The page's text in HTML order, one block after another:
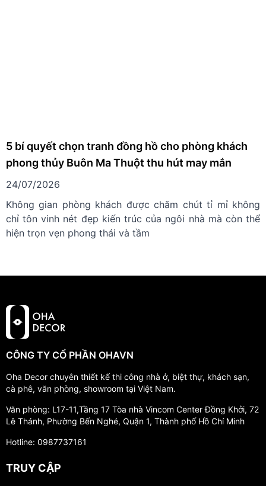
5 bí quyết chọn tranh đồng hồ cho phòng khách
phong thủy Buôn Ma Thuột thu hút may mắn
24/07/2026
Không gian phòng khách được chăm chút tỉ mỉ không
chỉ tôn vinh nét đẹp kiến trúc của ngôi nhà mà còn thể
hiện trọn vẹn phong thái và tầm
CÔNG TY CỔ PHẦN OHAVN
Oha Decor chuyên thiết kế thi công nhà ở, biệt thự, khách sạn,
cà phê, văn phòng, showroom tại Việt Nam.
Văn phòng: L17-11,Tầng 17 Tòa nhà Vincom Center Đồng Khởi, 72
Lê Thánh, Phường Bến Nghé, Quận 1, Thành phố Hồ Chí Minh
Hotline: 0987737161
TRUY CẬP